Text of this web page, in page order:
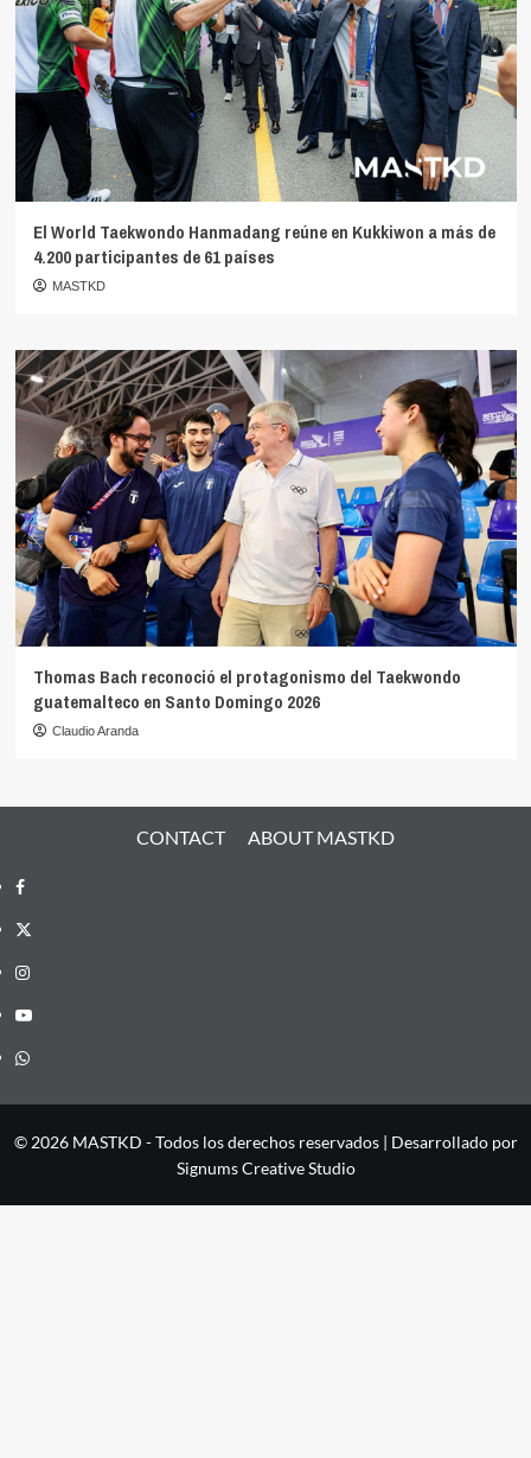
El World Taekwondo Hanmadang reúne en Kukkiwon a más de
4.200 participantes de 61 países
MASTKD
Thomas Bach reconoció el protagonismo del Taekwondo
guatemalteco en Santo Domingo 2026
Claudio Aranda
CONTACT ABOUT MASTKD
Facebook
X
Instagram
YouTube
Whatsapp